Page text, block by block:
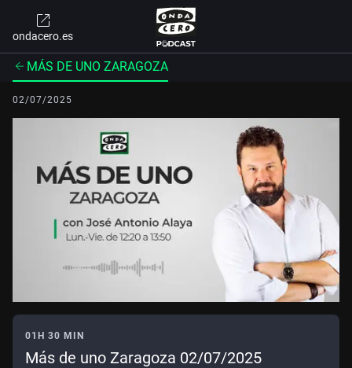
ondacero.es
MÁS DE UNO ZARAGOZA
02/07/2025
01H 30 MIN
Más de uno Zaragoza 02/07/2025